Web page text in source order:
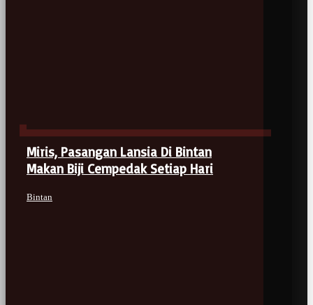
Miris, Pasangan Lansia Di Bintan
Makan Biji Cempedak Setiap Hari
Bintan